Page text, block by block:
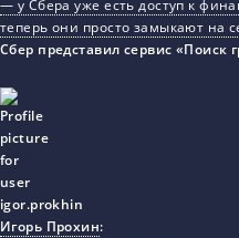
— у Сбера уже есть доступ к
теперь они просто замыкают на
Сбер представил сервис «Поиск
Игорь Прохин: